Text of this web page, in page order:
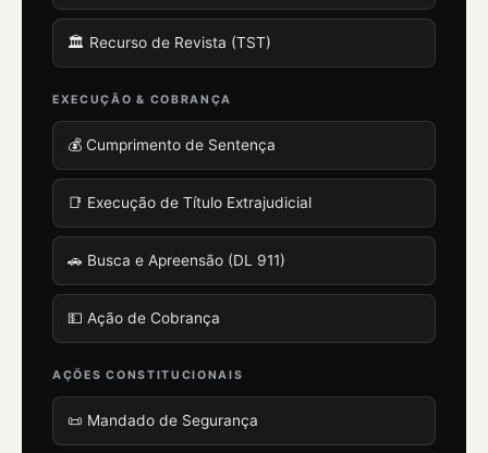
🏛️ Recurso de Revista (TST)
EXECUÇÃO & COBRANÇA
💰 Cumprimento de Sentença
📑 Execução de Título Extrajudicial
🚗 Busca e Apreensão (DL 911)
💵 Ação de Cobrança
AÇÕES CONSTITUCIONAIS
📜 Mandado de Segurança